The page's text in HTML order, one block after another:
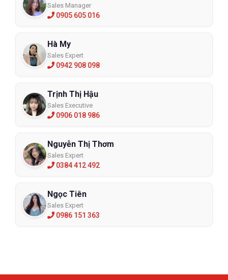
Sales Manager
0905 605 016
Hà My
Sales Expert
0942 908 098
Trịnh Thị Hậu
Sales Executive
0906 018 986
Nguyễn Thị Thơm
Sales Expert
0384 412 492
Ngọc Tiên
Sales Expert
0986 151 363